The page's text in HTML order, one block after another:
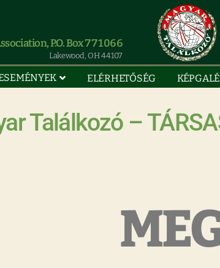
P.O. Box 771066
Lakewood, OH 44107
ELÉRHETŐSÉG
Találkozó –